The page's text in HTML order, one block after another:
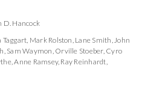
D. Hancock
Taggart, Mark Rolston, Lane Smith,John
, Sam Waymon, Orville Stoeber, Cyro
,Anne Ramsey, Ray Reinhardt,